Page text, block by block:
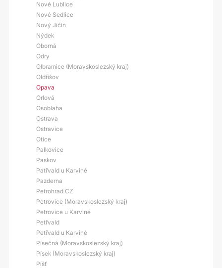
Nové Lublice
Nové Sedlice
Nový Jičín
Nýdek
Oborná
Odry
Olbramice (Moravskoslezský kraj)
Oldřišov
Opava
Orlová
Osoblaha
Ostrava
Ostravice
Otice
Palkovice
Paskov
Patřvald u Karviné
Pazderna
Petrohrad CZ
Petrovice (Moravskoslezský kraj)
Petrovice u Karviné
Petřvald
Petřvald u Karviné
Písečná (Moravskoslezský kraj)
Písek (Moravskoslezský kraj)
Píšť